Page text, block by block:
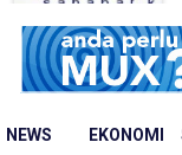
NEWS EKONOMI